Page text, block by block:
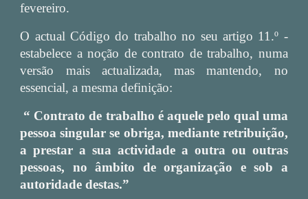
fevereiro.
O actual Código do trabalho no seu artigo 11.º -
estabelece a noção de contrato de trabalho, numa
versão mais actualizada, mas mantendo, no
essencial, a mesma definição:
“ Contrato de trabalho é aquele pelo qual uma
pessoa singular se obriga, mediante retribuição,
a prestar a sua actividade a outra ou outras
pessoas, no âmbito de organização e sob a
autoridade destas.”